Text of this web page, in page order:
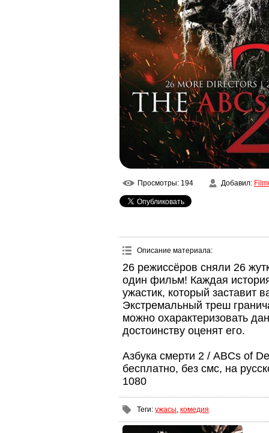
Просмотры: 194 Добавил:
Описание материала:
26 режиссёров сняли 26
один фильм! Каждая
ужастик, который заставит
Экстремальный треш
можно охарактеризовать
достоинству оценят его.
Азбука смерти 2 / ABCs of
бесплатно, без смс, на
1080
Теги: ужасы, комедия